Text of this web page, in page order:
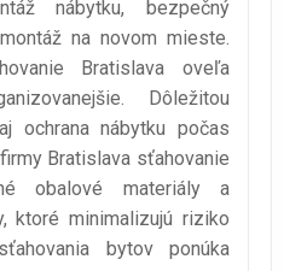
nábytku, bezpečný
na novom mieste.
Bratislava oveľa
Dôležitou
ochrana nábytku počas
Bratislava sťahovanie
obalové materiály a
ktoré minimalizujú riziko
bytov ponúka